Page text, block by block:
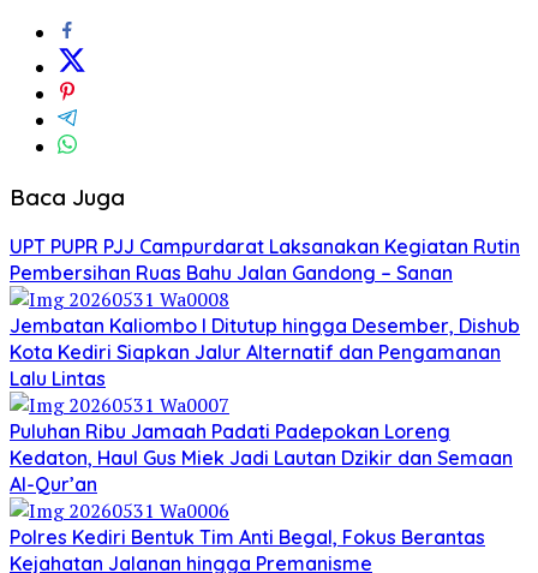
Baca Juga
UPT PUPR PJJ Campurdarat Laksanakan Kegiatan Rutin
Pembersihan Ruas Bahu Jalan Gandong – Sanan
Jembatan Kaliombo I Ditutup hingga Desember, Dishub
Kota Kediri Siapkan Jalur Alternatif dan Pengamanan
Lalu Lintas
Puluhan Ribu Jamaah Padati Padepokan Loreng
Kedaton, Haul Gus Miek Jadi Lautan Dzikir dan Semaan
Al-Qur’an
Polres Kediri Bentuk Tim Anti Begal, Fokus Berantas
Kejahatan Jalanan hingga Premanisme